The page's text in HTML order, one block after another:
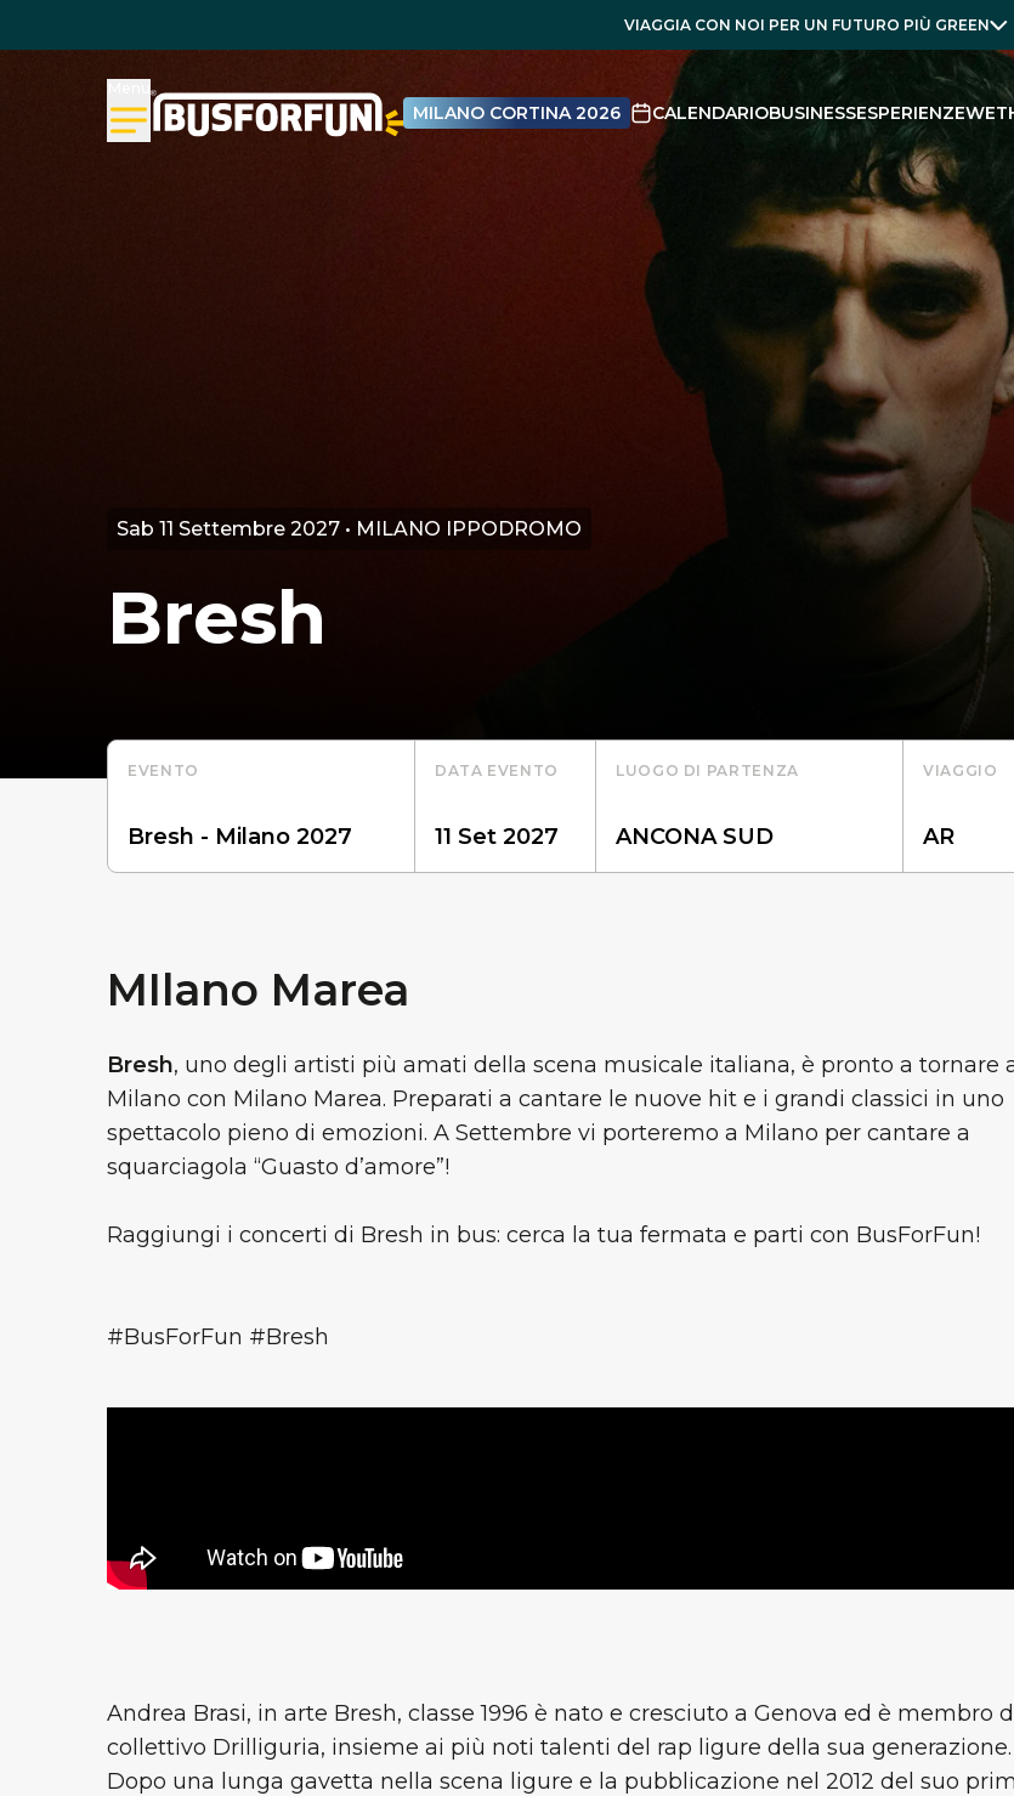
VIAGGIA CON NOI PER UN FUTURO PIÙ GREEN
MILANO CORTINA 2026 CALENDARIOBUSINESSESPERIENZE
Sab 11 Settembre 2027 • MILANO IPPODROMO
Bresh
EVENTO DATA EVENTO LUOGO DI PARTENZA VIAGGIO
MIlano Marea
Bresh, uno degli artisti più amati della scena musicale italiana, è pronto a tornare
Milano con Milano Marea. Preparati a cantare le nuove hit e i grandi classici in uno
spettacolo pieno di emozioni. A Settembre vi porteremo a Milano per cantare a
squarciagola “Guasto d’amore”!
Raggiungi i concerti di Bresh in bus: cerca la tua fermata e parti con BusForFun!
#BusForFun #Bresh
Andrea Brasi, in arte Bresh, classe 1996 è nato e cresciuto a Genova ed è membro
collettivo Drilliguria, insieme ai più noti talenti del rap ligure della sua generazione.
Dopo una lunga gavetta nella scena ligure e la pubblicazione nel 2012 del suo